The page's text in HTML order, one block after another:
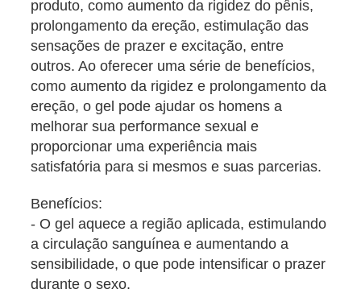
produto, como aumento da rigidez do pênis,
prolongamento da ereção, estimulação das
sensações de prazer e excitação, entre
outros. Ao oferecer uma série de benefícios,
como aumento da rigidez e prolongamento da
ereção, o gel pode ajudar os homens a
melhorar sua performance sexual e
proporcionar uma experiência mais
satisfatória para si mesmos e suas parcerias.
Benefícios:
- O gel aquece a região aplicada, estimulando
a circulação sanguínea e aumentando a
sensibilidade, o que pode intensificar o prazer
durante o sexo.